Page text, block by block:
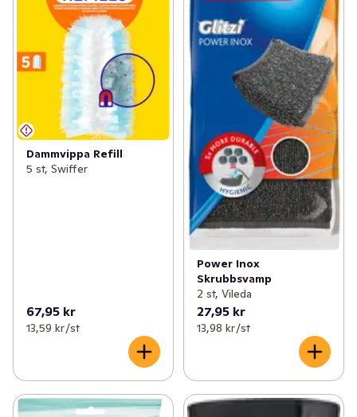
Dammvippa Refill
5 st, Swiffer
67,95 kr
13,59 kr /st
Power Inox
Skrubbsvamp
2 st, Vileda
27,95 kr
13,98 kr /st